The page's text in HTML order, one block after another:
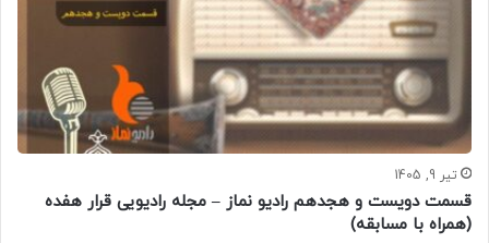
تیر 9, 1405
قسمت دویست و هجدهم رادیو نماز – مجله رادیویی قرار هفده
(همراه با مسابقه)